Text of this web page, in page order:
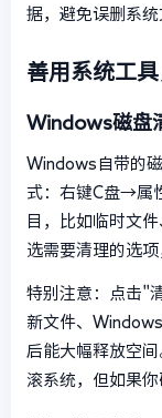
据，避免误删系统
善用系统工
Windows磁盘
Windows自带的
式：右键C盘→属
目，比如临时文
选需要清理的选
特别注意：点击"
新文件、
后能大幅释放空
滚系统，但如果你